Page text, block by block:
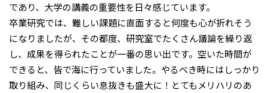
であり、大学の講義の重要性を日々感じています。
卒業研究では、難しい課題に直面すると何度も心が折れそう
になりましたが、その都度、研究室でたくさん議論を繰り返
し、成果を得られたことが一番の思い出です。空いた時間が
できると、皆で海に行っていました。やるべき時にはしっかり
取り組み、同じくらい息抜きも盛大に！とてもメリハリのあ